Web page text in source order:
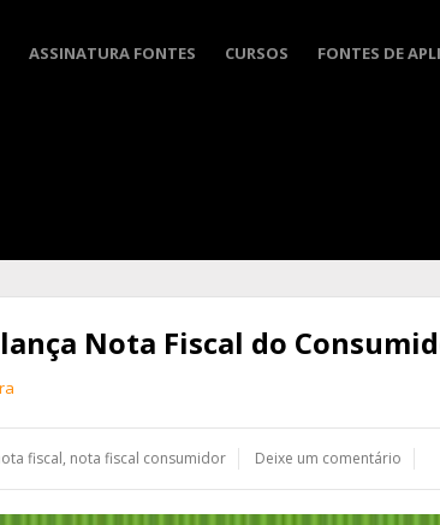
ASSINATURA FONTES CURSOS FONTES DE
lança Nota Fiscal do
fiscal, nota fiscal consumidor Deixe um comentário